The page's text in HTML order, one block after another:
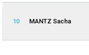
10 MANTZ Sacha